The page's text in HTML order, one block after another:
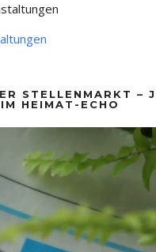
STELLENMARKT –
IM HEIMAT-ECHO
Player